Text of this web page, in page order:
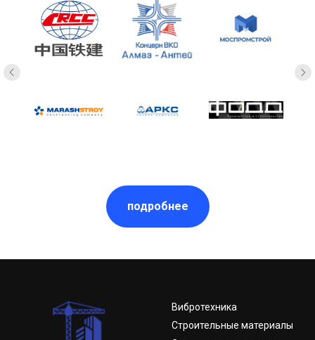
подробнее
Вибротехника
Строительные материалы